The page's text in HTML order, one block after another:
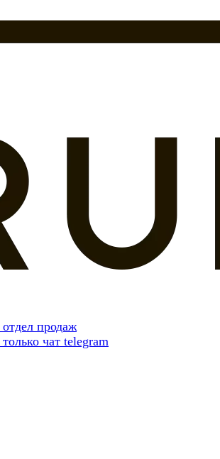
отдел продаж
только чат telegram